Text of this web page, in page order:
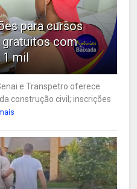
para cursos
com
1 mil
e Transpetro oferece
construção civil; inscrições